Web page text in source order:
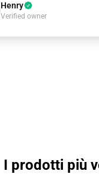
Henry
Verified owner
I prodotti più